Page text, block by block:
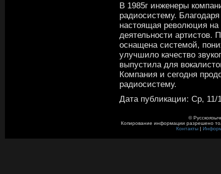
В 1985г инженеры
радиосистему.
настоящая революция на
деятельности артистов.
оснащена системой,
улучшило качество
выпустила для
Компания и сегодня
радиосистему.
Дата публикации: Ср, 11/
©
Копирование информации разрешено
Контакты|